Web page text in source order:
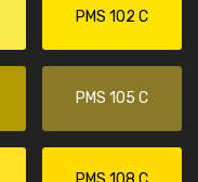
PMS 102 C
PMS 105 C